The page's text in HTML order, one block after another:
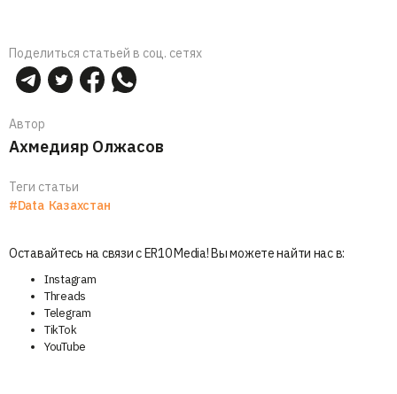
Поделиться статьей в соц. сетях
Автор
Ахмедияр Олжасов
Теги статьи
#Data Казахстан
Оставайтесь на связи с ER10 Media! Вы можете найти нас в:
Instagram
Threads
Telegram
TikTok
YouTube